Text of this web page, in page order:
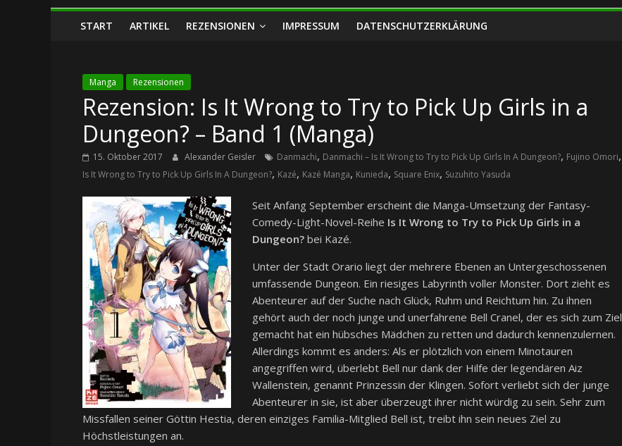
START ARTIKEL REZENSIONEN IMPRESSUM DATENSCHUTZERKLÄRUNG
Manga Rezensionen
Rezension: Is It Wrong to Try to Pick Up Girls in a
Dungeon? – Band 1 (Manga)
15. Oktober 2017 Alexander Geisler Danmachi, Danmachi – Is It Wrong to Try to Pick Up Girls In A Dungeon?, Fujino Omori,
Is It Wrong to Try to Pick Up Girls In A Dungeon?, Kazé, Kazé Manga, Kunieda, Square Enix, Suzuhito Yasuda
Seit Anfang September erscheint die Manga-Umsetzung der Fantasy-
Comedy-Light-Novel-Reihe Is It Wrong to Try to Pick Up Girls in a
Dungeon? bei Kazé.
Unter der Stadt Orario liegt der mehrere Ebenen an Untergeschossenen
umfassende Dungeon. Ein riesiges Labyrinth voller Monster. Dort zieht es
Abenteurer auf der Suche nach Glück, Ruhm und Reichtum hin. Zu ihnen
gehört auch der noch junge und unerfahrene Bell Cranel, der es sich zum Ziel
gemacht hat ein hübsches Mädchen zu retten und dadurch kennenzulernen.
Allerdings kommt es anders: Als er plötzlich von einem Minotauren
angegriffen wird, überlebt Bell nur dank der Hilfe der legendären Aiz
Wallenstein, genannt Prinzessin der Klingen. Sofort verliebt sich der junge
Abenteurer in sie, ist aber überzeugt ihrer nicht würdig zu sein. Sehr zum
Missfallen seiner Göttin Hestia, deren einziges Familia-Mitglied Bell ist, treibt ihn sein neues Ziel zu
Höchstleistungen an.